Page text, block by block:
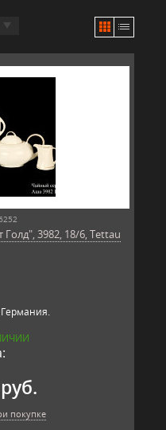
3982, 18/6, Tettau
покупке